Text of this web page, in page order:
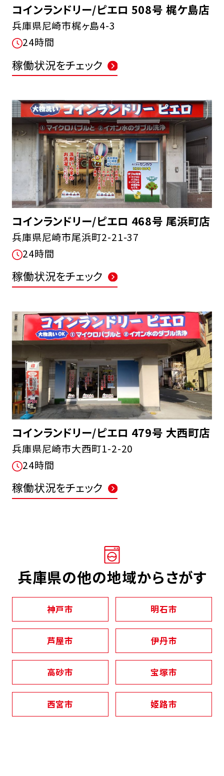
コインランドリー/ピエロ 508号 梶ケ島店
兵庫県尼崎市梶ヶ島4-3
24時間
稼働状況をチェック
コインランドリー/ピエロ 468号 尾浜町店
兵庫県尼崎市尾浜町2-21-37
24時間
稼働状況をチェック
コインランドリー/ピエロ 479号 大西町店
兵庫県尼崎市大西町1-2-20
24時間
稼働状況をチェック
兵庫県の他の地域からさがす
神戸市 明石市
芦屋市 伊丹市
高砂市 宝塚市
西宮市 姫路市